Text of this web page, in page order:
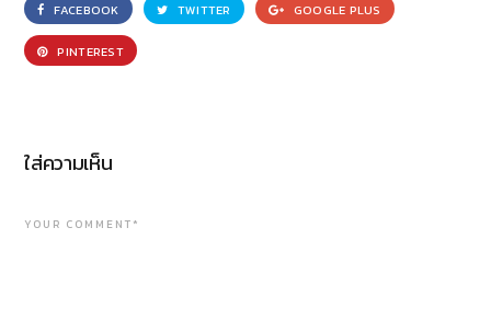
FACEBOOK TWITTER GOOGLE PLUS
PINTEREST
ใส่ความเห็น
YOUR COMMENT*